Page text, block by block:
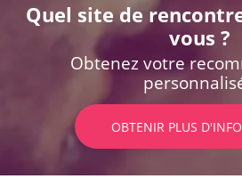
Quel site de
vous ?
Obtenez votre